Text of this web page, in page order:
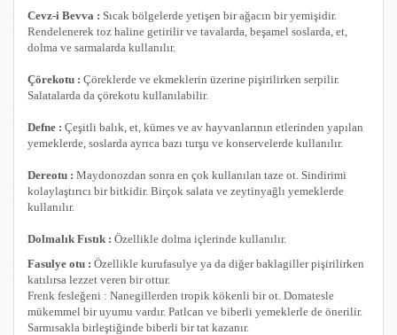
Cevz-i Bevva : Sıcak bölgelerde yetişen bir ağacın bir yemişidir.
Rendelenerek toz haline getirilir ve tavalarda, beşamel soslarda, et,
dolma ve sarmalarda kullanılır.
Çörekotu : Çöreklerde ve ekmeklerin üzerine pişirilirken serpilir.
Salatalarda da çörekotu kullanılabilir.
Defne : Çeşitli balık, et, kümes ve av hayvanlarının etlerinden yapılan
yemeklerde, soslarda ayrıca bazı turşu ve konservelerde kullanılır.
Dereotu : Maydonozdan sonra en çok kullanılan taze ot. Sindirimi
kolaylaştırıcı bir bitkidir. Birçok salata ve zeytinyağlı yemeklerde
kullanılır.
Dolmalık Fıstık : Özellikle dolma içlerinde kullanılır.
Fasulye otu : Özellikle kurufasulye ya da diğer baklagiller pişirilirken
katılırsa lezzet veren bir ottur.
Frenk fesleğeni : Nanegillerden tropik kökenli bir ot. Domatesle
mükemmel bir uyumu vardır. Patlcan ve biberli yemeklerle de önerilir.
Sarmısakla birleştiğinde biberli bir tat kazanır.